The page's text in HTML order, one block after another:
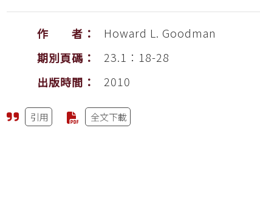
作 者：
Howard L. Goodman
期別頁碼：
23.1：18-28
出版時間：
2010
引用 全文下載